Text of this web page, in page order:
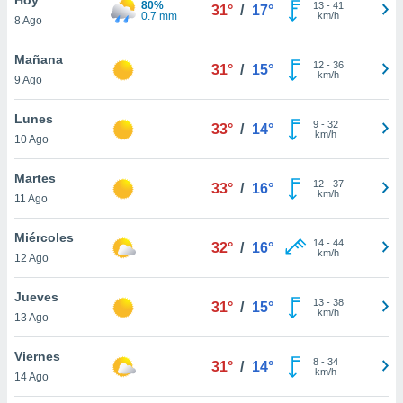
y
en
más
de
8 Ago
80%
0.7 mm
31° / 17° 13- 41
km/h
Mañana
9 Ago
31° / 15° 12- 36
km/h
Lunes
10 Ago
33° / 14° 9- 32
km/h
Martes
11 Ago
33° / 16° 12- 37
km/h
Miércoles
12 Ago
32° / 16° 14- 44
km/h
Jueves
13 Ago
31° / 15° 13- 38
km/h
Viernes
14 Ago
31° / 14° 8- 34
km/h